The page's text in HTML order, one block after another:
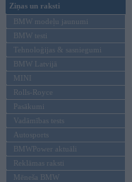
Ziņas un raksti
BMW modeļu jaunumi
BMW testi
Tehnoloģijas & sasniegumi
BMW Latvijā
MINI
Rolls-Royce
Pasākumi
Vadāmības tests
Autosports
BMWPower aktuāli
Reklāmas raksti
Mēneša BMW